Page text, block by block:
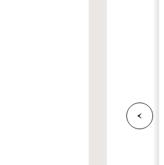
F
o
rr
i
g
e
s
i
de